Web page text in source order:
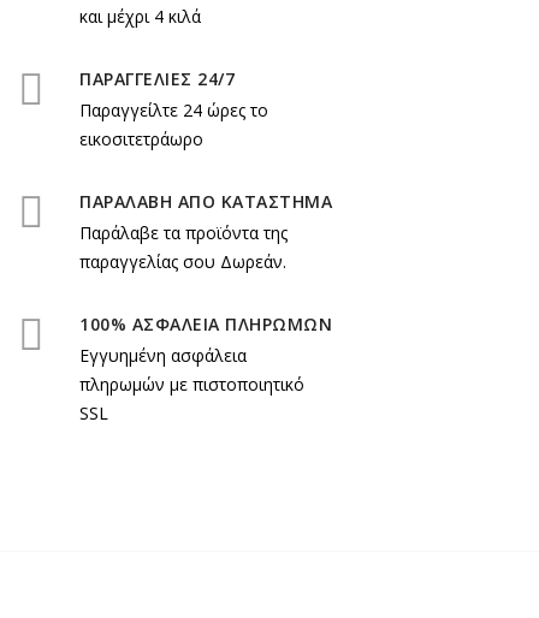
και μέχρι 4 κιλά
ΠΑΡΑΓΓΕΛΙΕΣ 24/7
Παραγγείλτε 24 ώρες το
εικοσιτετράωρο
ΠΑΡΑΛΑΒΗ ΑΠΟ ΚΑΤΑΣΤΗΜΑ
Παράλαβε τα προϊόντα της
παραγγελίας σου Δωρεάν.
100% ΑΣΦΑΛΕΙΑ ΠΛΗΡΩΜΩΝ
Εγγυημένη ασφάλεια
πληρωμών με πιστοποιητικό
SSL